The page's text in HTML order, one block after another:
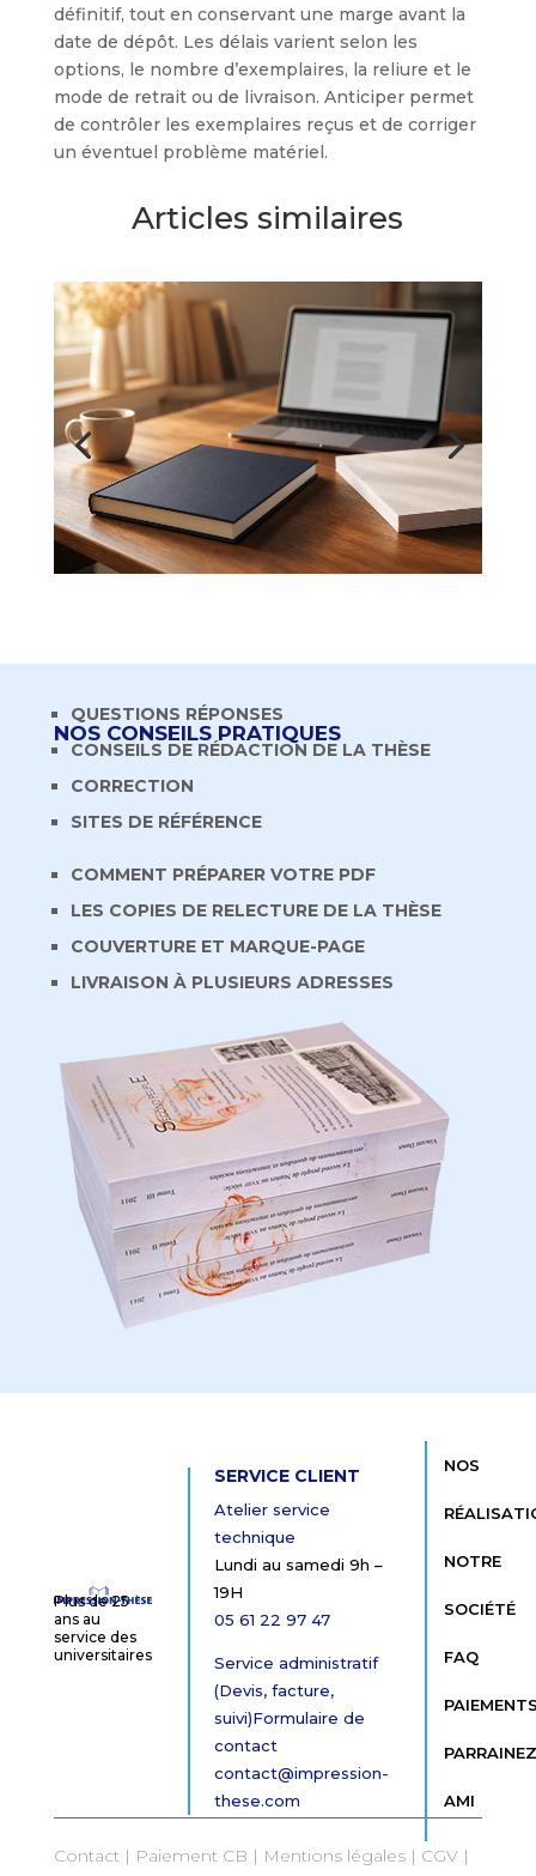
définitif, tout en conservant une marge avant la
date de dépôt. Les délais varient selon les
options, le nombre d’exemplaires, la reliure et le
mode de retrait ou de livraison. Anticiper permet
de contrôler les exemplaires reçus et de corriger
un éventuel problème matériel.
Articles similaires
NOS CONSEILS PRATIQUES
QUESTIONS RÉPONSES
CONSEILS DE RÉDACTION DE LA THÈSE
CORRECTION
SITES DE RÉFÉRENCE
COMMENT PRÉPARER VOTRE PDF
LES COPIES DE RELECTURE DE LA THÈSE
COUVERTURE ET MARQUE-PAGE
LIVRAISON À PLUSIEURS ADRESSES
Plus de 25
ans au
service des
universitaires
SERVICE CLIENT
Atelier service
technique
Lundi au samedi 9h –
19H
05 61 22 97 47
Service administratif
(Devis, facture,
suivi)Formulaire de
contact
contact@impression-
these.com
NOS
NOTRE
SOCIÉTÉ
FAQ
AMI
Contact | Paiement CB | Mentions légales| CGV|